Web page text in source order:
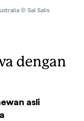
© Sal Salis
dengan
asli